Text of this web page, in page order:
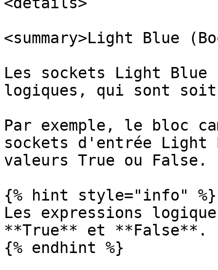
<summary>Light Blue
Les sockets Light Blue
logiques, qui sont
Par exemple, le bloc
sockets d'entrée Light
valeurs True ou False.
{% hint style="info" %}
Les expressions
**True** et **False**.
{% endhint %}